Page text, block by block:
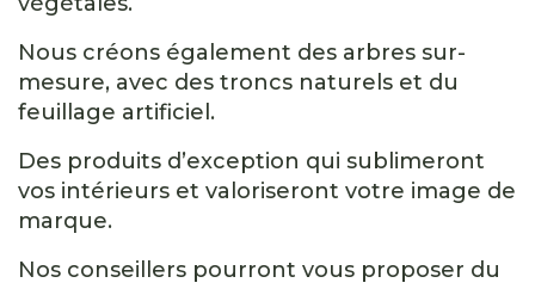
Nous créons également des arbres sur-
mesure, avec des troncs naturels et du
feuillage artificiel.
Des produits d’exception qui sublimeront
vos intérieurs et valoriseront votre image de
marque.
Nos conseillers pourront vous proposer du